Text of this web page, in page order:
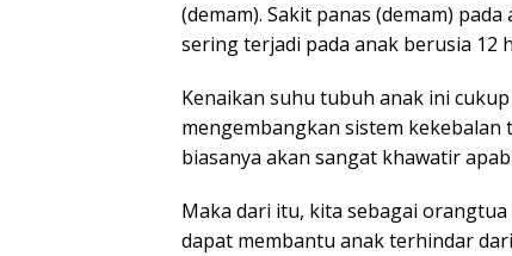
(demam). Sakit panas (demam)
sering terjadi pada anak berusia 12
Kenaikan suhu tubuh anak ini
mengembangkan sistem
biasanya akan sangat khawatir
Maka dari itu, kita sebagai
dapat membantu anak terhindar